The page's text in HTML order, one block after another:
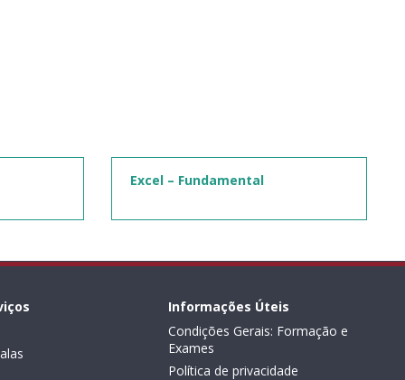
Excel – Fundamental
Informações Úteis
Condições Gerais: Formação e
Exames
Política de privacidade